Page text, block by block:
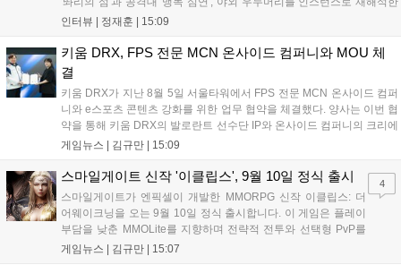
'소굴'을 포함합니다. 개발진은 하우징 시스템 개선 및 신화+ 던전 로테이
를 표했습니다....
인터뷰 | 정재훈 15:09
키움 DRX, FPS 전문 MCN 온사이드 컴퍼니와 MOU 체
결
키움 DRX가 지난 8월 5일 서울타워에서 FPS 전문 MCN 온사이드 컴퍼
니와 e스포츠 콘텐츠 강화를 위한 업무 협약을 체결했다. 양사는 이번 협
약을 통해 키움 DRX의 발로란트 선수단 IP와 온사이드 컴퍼니의 크리에
이터 네트워크를 결합하여 정규 및 특별 콘텐츠를 공동 기획한다. 또한
오프라인 연계 프로그램을 순차적으로 선보이며 e스포츠 생태계 확장에
나설 계획이다....
게임뉴스 | 김규만 15:09
스마일게이트 신작 '이클립스', 9월 10일 정식 출시
스마일게이트가 엔픽셀이 개발한 MMORPG 신작 이클립스: 더
어웨이크닝을 오는 9월 10일 정식 출시합니다. 이 게임은 플레이
부담을 낮춘 MMOLite를 지향하며 전략적 전투와 선택형 PvP를
특징으로 합니다. 현재 공식 홈페이지와 앱 마켓에서 사전등록을
게임뉴스 | 김규만 15:07
4